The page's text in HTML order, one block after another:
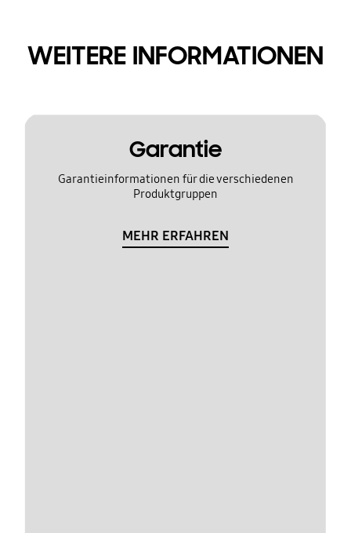
WEITERE INFORMATIONEN
Garantie
Garantieinformationen für die verschiedenen
Produktgruppen
MEHR ERFAHREN